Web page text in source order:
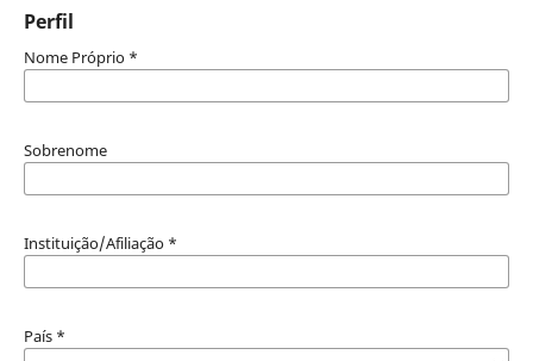
Perfil
Nome Próprio *
Sobrenome
Instituição/Afiliação *
País *